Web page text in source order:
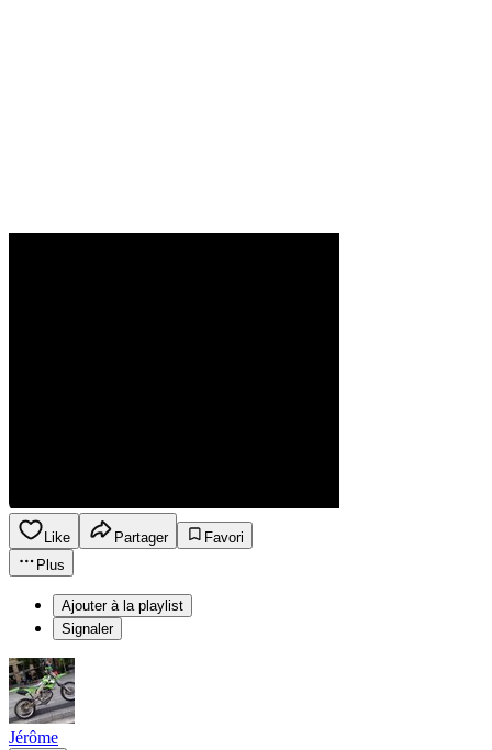
Like Partager
Favori
Plus
Ajouter à la playlist
Signaler
Jérôme